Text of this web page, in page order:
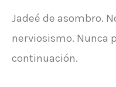
Jadeé de asombro.
nerviosismo. Nunca
continuación.